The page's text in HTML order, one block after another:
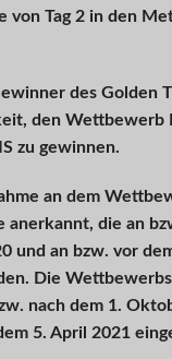
von Tag 2 in den
des Golden
den Wettbewerb
zu gewinnen.
an dem
anerkannt, die an
und an bzw. vor
Die
nach dem 1.
5. April 2021